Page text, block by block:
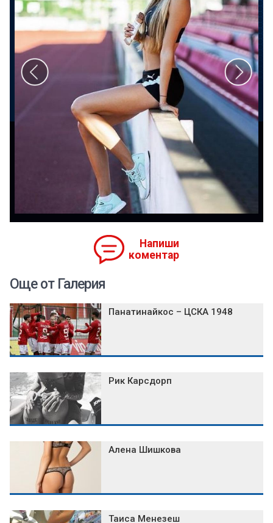
Напиши
коментар
Още от Галерия
Панатинайкос – ЦСКА 1948
Рик Карсдорп
Алена Шишкова
Таиса Менезеш